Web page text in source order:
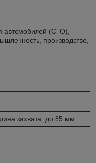
автомобилей (СТО),
производство,
захвата: до 85 мм